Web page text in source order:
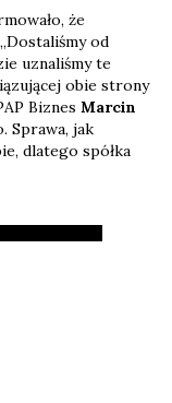
że
od
uznaliśmy te
obie strony
Biznes Marcin
Sprawa, jak
dlatego spółka